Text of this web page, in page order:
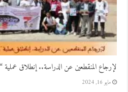
لإرجاع المنقطعين عن الدراسة.. إنطلاق عملية
مايو 16, 2024